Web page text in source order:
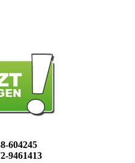
604245
9461413